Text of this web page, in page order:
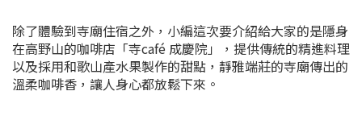
除了體驗到寺廟住宿之外，小編這次要介紹給大家的是隱身
在高野山的咖啡店「寺café 成慶院」，提供傳統的精進料理
以及採用和歌山產水果製作的甜點，靜雅端莊的寺廟傳出的
溫柔咖啡香，讓人身心都放鬆下來。